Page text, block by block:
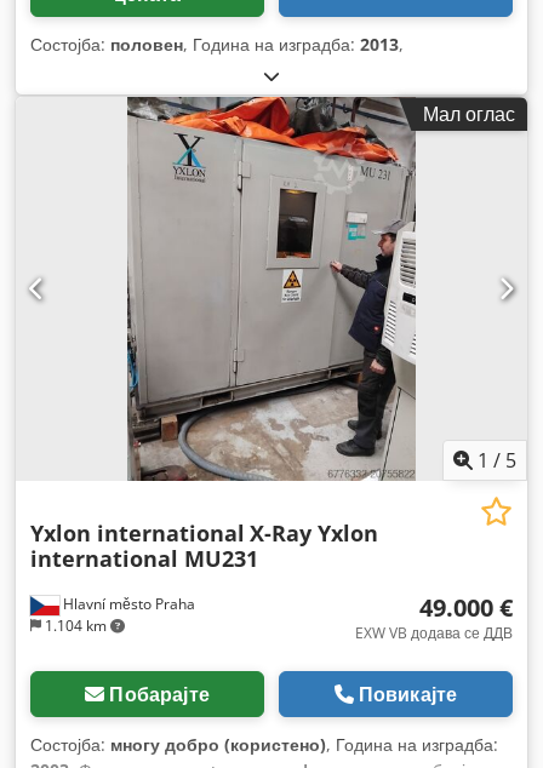
Состојба: половен, Година на изградба: 2013,
Мал оглас
1 / 5
Hlavní město Praha
1.104 km
Yxlon international X-Ray Yxlon
international MU231
49.000 €
EXW VB додава се ДДВ
Побарајте Повикајте
Состојба: многу добро (користено), Година на изградба: